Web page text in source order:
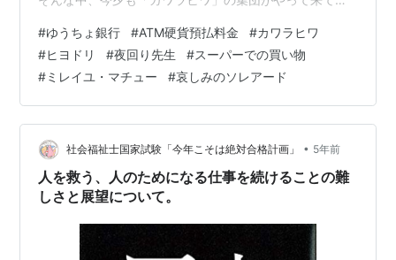
写真（１枚）のとおりである。 ❶子供にとっても酷な、
ゆうちょ銀行への硬貨入出について、手数料が！(>_<)⇦
貯金箱が売れない、小銭貯金への励行がなされなくなる
等の弊害も！
https://t.co/FAo0cQr4VZhttps://t.co/hJHhDefjTj❷今日
目撃の「カワラ…
#ゆうちょ銀行 #ATM硬貨預払料金 #カワラヒワ
#ヒヨドリ #夜回り先生 #スーパーでの買い物
#ミレイユ・マチュー #哀しみのソレアード
社会福祉士国家試験「今年こそは絶対合格計画」 • 5年前
人を救う、人のためになる仕事を続けることの難
しさと展望について。